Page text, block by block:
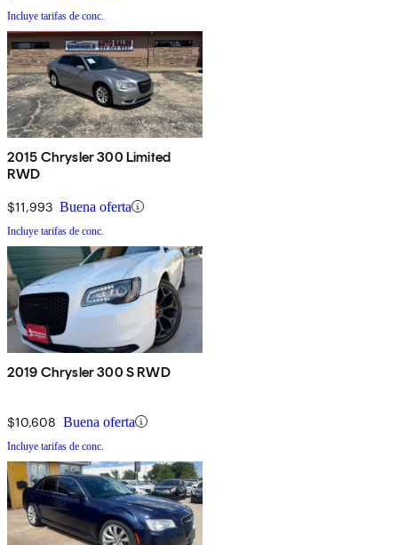
Incluye tarifas de conc.
2015 Chrysler 300 Limited
RWD
$11,993 Buena oferta
Incluye tarifas de conc.
2019 Chrysler 300 S RWD
$10,608 Buena oferta
Incluye tarifas de conc.